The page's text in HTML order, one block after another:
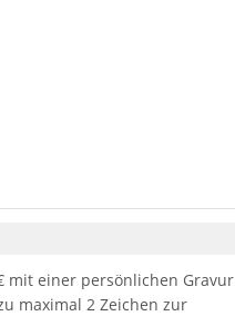
mit einer persönlichen Gravur
maximal 2 Zeichen zur